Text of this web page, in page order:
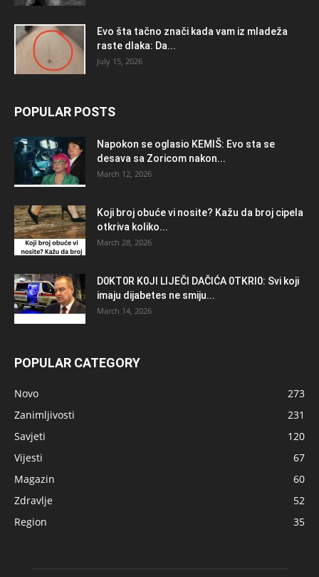
Evo šta tačno znači kada vam iz mladeža
raste dlaka: Da...
July 15, 2026
POPULAR POSTS
Napokon se oglasio KEMlŠ: Evo sta se
desava sa Zoricom nakon...
March 12, 2026
Koji broj obuće vi nosite? Kažu da broj cipela
otkriva koliko...
March 28, 2026
D0KT0R K0Jl LlJEČl DAČlĆA 0TKRl0: Svi koji
imaju dijabetes ne smiju...
March 14, 2026
POPULAR CATEGORY
Novo
273
Zanimljivosti
231
Savjeti
120
Vijesti
67
Magazin
60
Zdravlje
52
Region
35